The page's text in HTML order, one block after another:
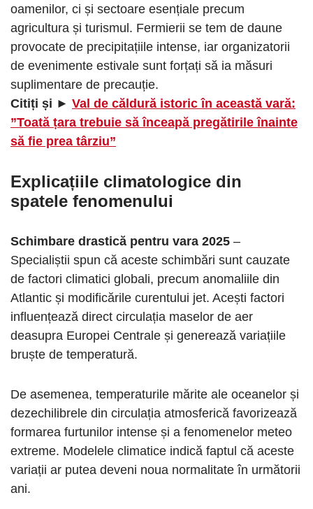
oamenilor, ci și sectoare esențiale precum
agricultura și turismul. Fermierii se tem de daune
provocate de precipitațiile intense, iar organizatorii
de evenimente estivale sunt forțați să ia măsuri
suplimentare de precauție.
Citiți și ► Val de căldură istoric în această vară:
”Toată țara trebuie să înceapă pregătirile înainte
să fie prea târziu”
Explicațiile climatologice din
spatele fenomenului
Schimbare drastică pentru vara 2025 –
Specialiștii spun că aceste schimbări sunt cauzate
de factori climatici globali, precum anomaliile din
Atlantic și modificările curentului jet. Acești factori
influențează direct circulația maselor de aer
deasupra Europei Centrale și generează variațiile
bruște de temperatură.
De asemenea, temperaturile mărite ale oceanelor și
dezechilibrele din circulația atmosferică favorizează
formarea furtunilor intense și a fenomenelor meteo
extreme. Modelele climatice indică faptul că aceste
variații ar putea deveni noua normalitate în următorii
ani.